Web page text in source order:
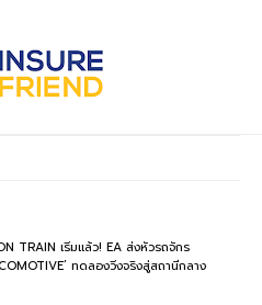
TRAIN เริ่มแล้ว! EA ส่งหัวรถจักร
ทดลองวิ่งจริงสู่สถานีกลาง